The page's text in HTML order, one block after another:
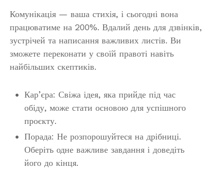
Комунікація — ваша стихія, і сьогодні вона
працюватиме на 200%. Вдалий день для дзвінків,
зустрічей та написання важливих листів. Ви
зможете переконати у своїй правоті навіть
найбільших скептиків.
Кар’єра: Свіжа ідея, яка прийде під час
обіду, може стати основою для успішного
проєкту.
Порада: Не розпорошуйтеся на дрібниці.
Оберіть одне важливе завдання і доведіть
його до кінця.